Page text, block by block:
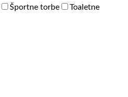
Športne torbe
Toaletne